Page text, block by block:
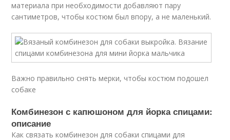
материала при необходимости добавляют пару
сантиметров, чтобы костюм был впору, а не маленький.
Важно правильно снять мерки, чтобы костюм подошел
собаке
Комбинезон с капюшоном для йорка спицами:
описание
Как связать комбинезон для собаки спицами для